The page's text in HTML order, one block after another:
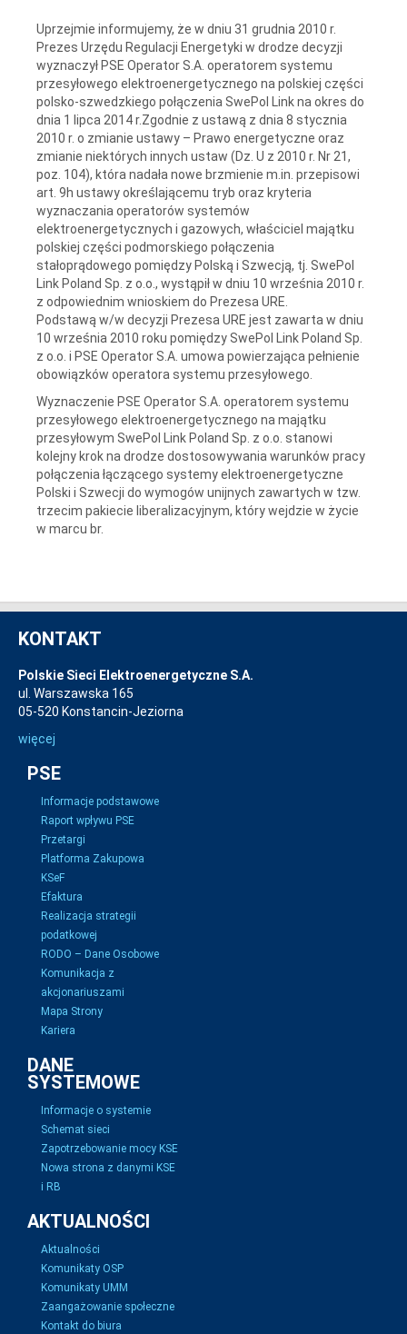
Uprzejmie informujemy, że w dniu 31 grudnia 2010 r.
Prezes Urzędu Regulacji Energetyki w drodze decyzji
wyznaczył PSE Operator S.A. operatorem systemu
przesyłowego elektroenergetycznego na polskiej części
polsko-szwedzkiego połączenia SwePol Link na okres do
dnia 1 lipca 2014 r.Zgodnie z ustawą z dnia 8 stycznia
2010 r. o zmianie ustawy – Prawo energetyczne oraz
zmianie niektórych innych ustaw (Dz. U z 2010 r. Nr 21,
poz. 104), która nadała nowe brzmienie m.in. przepisowi
art. 9h ustawy określającemu tryb oraz kryteria
wyznaczania operatorów systemów
elektroenergetycznych i gazowych, właściciel majątku
polskiej części podmorskiego połączenia
stałoprądowego pomiędzy Polską i Szwecją, tj. SwePol
Link Poland Sp. z o.o., wystąpił w dniu 10 września 2010 r.
z odpowiednim wnioskiem do Prezesa URE.
Podstawą w/w decyzji Prezesa URE jest zawarta w dniu
10 września 2010 roku pomiędzy SwePol Link Poland Sp.
z o.o. i PSE Operator S.A. umowa powierzająca pełnienie
obowiązków operatora systemu przesyłowego.
Wyznaczenie PSE Operator S.A. operatorem systemu
przesyłowego elektroenergetycznego na majątku
przesyłowym SwePol Link Poland Sp. z o.o. stanowi
kolejny krok na drodze dostosowywania warunków pracy
połączenia łączącego systemy elektroenergetyczne
Polski i Szwecji do wymogów unijnych zawartych w tzw.
trzecim pakiecie liberalizacyjnym, który wejdzie w życie
w marcu br.
KONTAKT
Polskie Sieci Elektroenergetyczne S.A.
ul. Warszawska 165
05-520 Konstancin-Jeziorna
więcej
PSE
Informacje podstawowe
Raport wpływu PSE
Przetargi
Platforma Zakupowa
KSeF
Efaktura
Realizacja strategii
podatkowej
RODO – Dane Osobowe
Komunikacja z
akcjonariuszami
Mapa Strony
Kariera
DANE
SYSTEMOWE
Informacje o systemie
Schemat sieci
Zapotrzebowanie mocy KSE
Nowa strona z danymi KSE
i RB
AKTUALNOŚCI
Aktualności
Komunikaty OSP
Komunikaty UMM
Zaangażowanie społeczne
Kontakt do biura